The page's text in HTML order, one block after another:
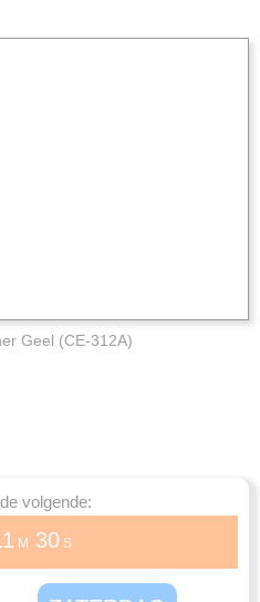
Geel (CE-312A)
volgende:
M 30S